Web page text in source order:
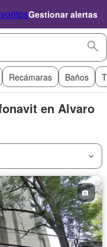
Gestionar alertas
Recámaras Baños
en Alvaro